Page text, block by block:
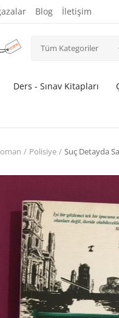
Blog İletişim
Tüm Kategoriler
Ders - Sınav Kitapları
Polisiye Suç Detayda